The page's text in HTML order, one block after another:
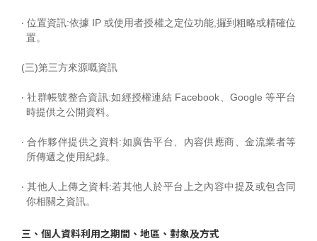
‧ 位置資訊:依據 IP 或使用者授權之定位功能,攞到粗略或精確位
置。
(三)第三方來源嘅資訊
‧ 社群帳號整合資訊:如經授權連結 Facebook、Google 等平台
時提供之公開資料。
‧ 合作夥伴提供之資料:如廣告平台、內容供應商、金流業者等
所傳遞之使用紀錄。
‧ 其他人上傳之資料:若其他人於平台上之內容中提及或包含同
你相關之資訊。
三、個人資料利用之期間、地區、對象及方式